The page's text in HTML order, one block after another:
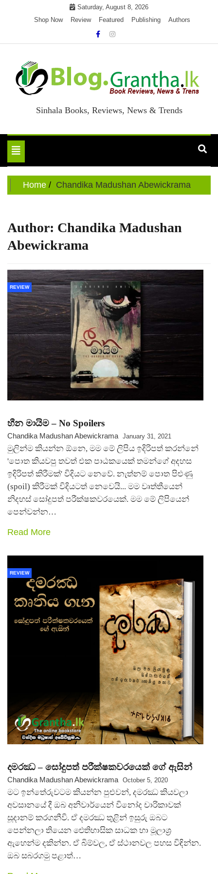
Saturday, August 8, 2026
Shop Now
Review Featured Publishing Authors
Sinhala Books, Reviews, News & Trends
Toggle
navigation
Home Chandika Madushan Abewickrama
Author: Chandika Madushan
Abewickrama
REVIEW
හීන මායිම – No Spoilers
Chandika Madushan Abewickrama January 31, 2021
මුලින්ම කියන්න ඕනෙ, මම මේ ලිපිය ඉදිරිපත් කරන්නේ
'පොත කියවපු තවත් එක පාඨකයෙක් තමන්ගේ අදහස
ඉදිරිපත් කිරීමක්' විදියට නෙවේ. නැත්නම් පොත පිළුණු
(spoil) කිරීමක් විදියටත් නෙවෙයි... මම වෘත්තීයෙන්
නිදහස් සෝදුපත් පරීක්ෂකවරයෙක්. මම මේ ලිපියෙන්
පෙන්වන්න…
Read More
REVIEW
දමරඣ – සෝදුපත් පරීක්ෂකවරයෙක් ගේ ඇසින්
Chandika Madushan Abewickrama October 5, 2020
මට ඉන්තේරුවටම කියන්න පුළුවන්, දමරඣ කියවලා
අවසානයේ දී ඔබ අනිවාර්යෙන් විනෝද චාරිකාවක්
සූදානම් කරගනීවි. ඒ දමරඣ තුළින් ඉසුරු ඔබට
පෙන්නලා තියෙන ඓතිහාසික සාධක හා මූලාශ්‍ර
ඇහෙන්ම දකින්න. ඒ බිම්වල, ඒ ස්ථානවල පහස විඳින්න.
ඔබ සබරගමු පළාත්…